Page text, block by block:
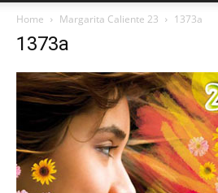
Home Margarita Caliente 23 1373a
1373a